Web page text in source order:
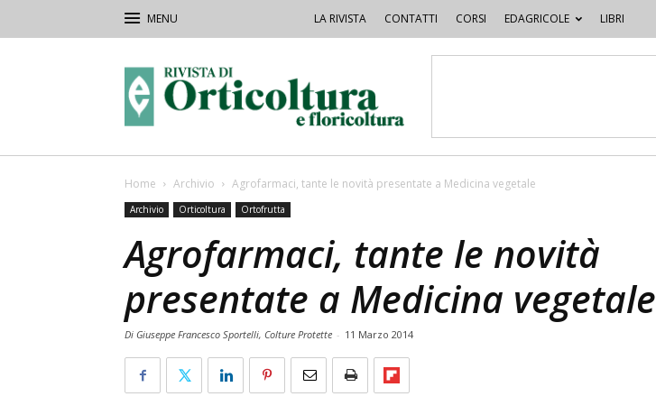
LA RIVISTA CONTATTI CORSI EDAGRICOLE LIBRI
Orticoltura
Home Archivio Agrofarmaci, tante le novità presentate a Medicina vegetale
Archivio Orticoltura Ortofrutta
Agrofarmaci, tante le novità
presentate a Medicina vegetale
Di Giuseppe Francesco Sportelli, Colture Protette - 11 Marzo 2014